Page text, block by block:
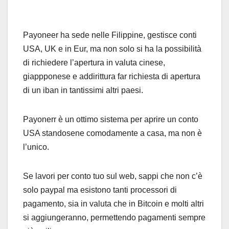
Payoneer ha sede nelle Filippine, gestisce conti
USA, UK e in Eur, ma non solo si ha la possibilità
di richiedere l’apertura in valuta cinese,
giappponese e addirittura far richiesta di apertura
di un iban in tantissimi altri paesi.
Payonerr è un ottimo sistema per aprire un conto
USA standosene comodamente a casa, ma non è
l’unico.
Se lavori per conto tuo sul web, sappi che non c’è
solo paypal ma esistono tanti processori di
pagamento, sia in valuta che in Bitcoin e molti altri
si aggiungeranno, permettendo pagamenti sempre